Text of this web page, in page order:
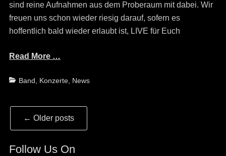
sind reine Aufnahmen aus dem Proberaum mit dabei. Wir
freuen uns schon wieder riesig darauf, sofern es
hoffentlich bald wieder erlaubt ist, LIVE für Euch
Read More …
Categories
Band Konzerte, News
Post
navigation
← Older posts
Follow Us On